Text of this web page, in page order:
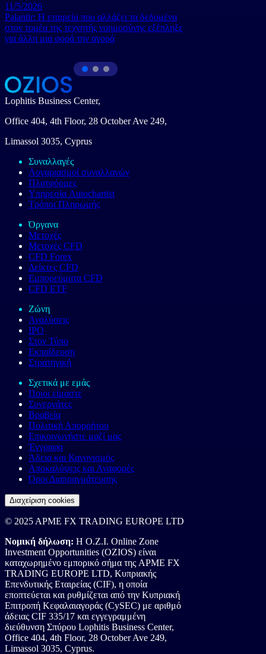
11/5/2026
Palantir: Η εταιρεία που αλλάζει τα δεδομένα
στον τομέα της τεχνητής νοημοσύνης εξέπληξε
για άλλη μια φορά την αγορά
Lophitis Business Center,
Office 404, 4th Floor, 28 October Ave 249,
Limassol 3035, Cyprus
Συναλλαγές
Λογαριασμοί συναλλαγών
Πλατφόρμες
Υπηρεσία Autochartist
Τρόποι Πληρωμής
Όργανα
Μετοχές
Μετοχές CFD
CFD Forex
Δείκτες CFD
Εμπορεύματα CFD
CFD ETF
Ζώνη
Αναλύσεις
IPO
Στον Τύπο
Εκπαίδευση
Στρατηγική
Σχετικά με εμάς
Ποιοι είμαστε
Συνεργάτες
Βραβεία
Πολιτική Απορρήτου
Επικοινωνήστε μαζί μας
Έγγραφα
Άδεια και Κανονισμός
Αποκαλύψεις και Αναφορές
Όροι Διαπραγμάτευσης
Διαχείριση cookies
© 2025 APME FX TRADING EUROPE LTD
Νομική δήλωση: Η O.Z.I. Online Zone
Investment Opportunities (OZIOS) είναι
καταχωρημένο εμπορικό σήμα της APME FX
TRADING EUROPE LTD, Κυπριακής
Επενδυτικής Εταιρείας (CIF), η οποία
εποπτεύεται και ρυθμίζεται από την Κυπριακή
Επιτροπή Κεφαλαιαγοράς (CySEC) με αριθμό
άδειας CIF 335/17 και εγγεγραμμένη
διεύθυνση Σπύρου Lophitis Business Center,
Office 404, 4th Floor, 28 October Ave 249,
Limassol 3035, Cyprus.